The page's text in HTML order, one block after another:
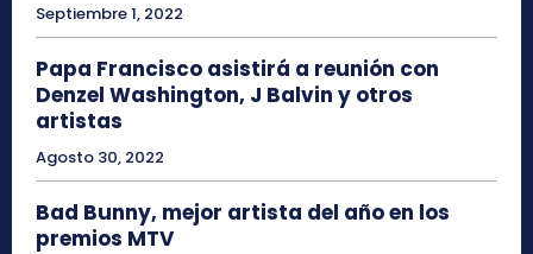
Septiembre 1, 2022
Papa Francisco asistirá a reunión con
Denzel Washington, J Balvin y otros
artistas
Agosto 30, 2022
Bad Bunny, mejor artista del año en los
premios MTV